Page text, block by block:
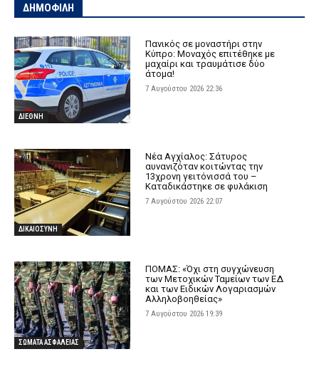
ΔΗΜΟΦΙΛΗ
ΔΙΕΘΝΗ
Πανικός σε μοναστήρι στην
Κύπρο: Μοναχός επιτέθηκε με
μαχαίρι και τραυμάτισε δύο
άτομα!
7 Αυγούστου 2026 22:36
ΔΙΚΑΙΟΣΥΝΗ
Νέα Αγχίαλος: Σάτυρος
αυνανιζόταν κοιτώντας την
13χρονη γειτόνισσά του –
Καταδικάστηκε σε φυλάκιση
7 Αυγούστου 2026 22:07
ΣΩΜΑΤΑ ΑΣΦΑΛΕΙΑΣ
ΠΟΜΑΣ: «Όχι στη συγχώνευση
των Μετοχικών Ταμείων των ΕΔ
και των Ειδικών Λογαριασμών
Αλληλοβοηθείας»
7 Αυγούστου 2026 19:39